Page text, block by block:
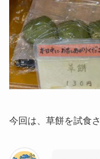
今回は、草餅を試食